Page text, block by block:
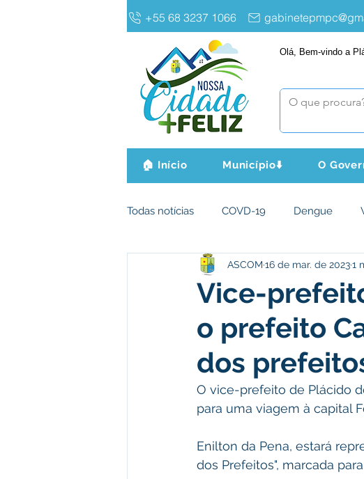
+55 68 3237 1066
Olá, Bem-vindo a
🏠 Início Município⬇️ O
Todas notícias COVD-19 Dengue
Infraestrutura e Obras Agricultura e
Administração e Finanças
Datas Comemorativas
Vice-
o prefeito
dos
ASCOM 16 de mar. de 20231
O vice-prefeito de Plácido
para uma viagem à capital
Enilton da Pena, estará
dos Prefeitos", marcada